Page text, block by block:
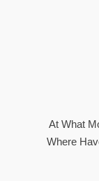
At What
Where